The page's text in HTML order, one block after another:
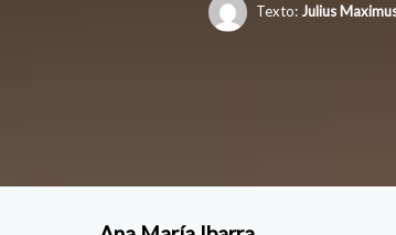
Texto: Julius